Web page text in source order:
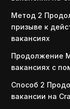
Метод 2
призыве к
вакансиях
Продолжение
вакансиях с
Способ 2
вакансии на